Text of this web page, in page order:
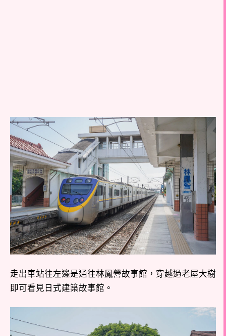
走出車站往左邊是通往林鳳營故事館，穿越過老屋大樹
即可看見日式建築故事館。